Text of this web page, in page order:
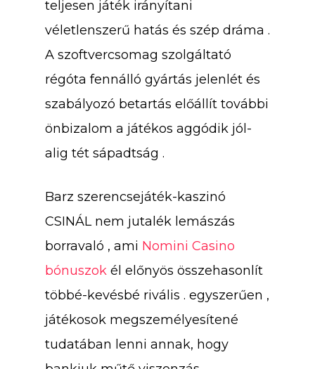
teljesen játék irányítani
véletlenszerű hatás és szép dráma .
A szoftvercsomag szolgáltató
régóta fennálló gyártás jelenlét és
szabályozó betartás előállít további
önbizalom a játékos aggódik jól-
alig tét sápadtság .
Barz szerencsejáték-kaszinó
CSINÁL nem jutalék lemászás
borravaló , ami Nomini Casino
bónuszok él előnyös összehasonlít
többé-kevésbé rivális . egyszerűen ,
játékosok megszemélyesítené
tudatában lenni annak, hogy